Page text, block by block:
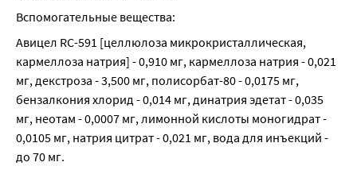
Вспомогательные вещества:
Авицел RC-591 [целлюлоза микрокристаллическая,
кармеллоза натрия] - 0,910 мг, кармеллоза натрия - 0,021
мг, декстроза - 3,500 мг, полисорбат-80 - 0,0175 мг,
бензалкония хлорид - 0,014 мг, динатрия эдетат - 0,035
мг, неотам - 0,0007 мг, лимонной кислоты моногидрат -
0,0105 мг, натрия цитрат - 0,021 мг, вода для инъекций -
до 70 мг.